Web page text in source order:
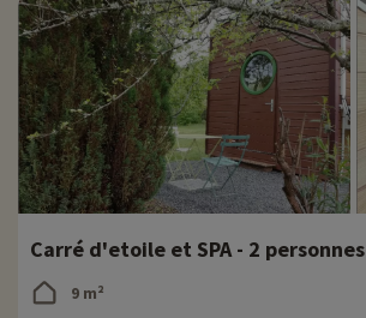
Carré d'etoile et SPA - 2 personnes
9 m²